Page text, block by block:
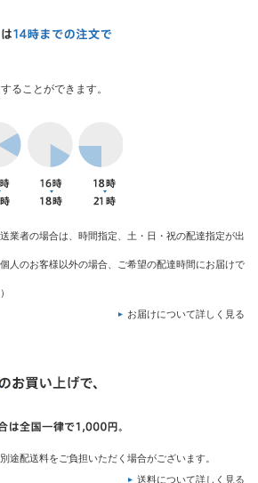
ることができます。
業者の場合は、時間指定、土・日・祝の配達指定が出
人のお客様以外の場合、ご希望の配達時間にお届けで
お届けについて詳しく見る
途配送料をご負担いただく場合がございます。
送料について詳しく見る